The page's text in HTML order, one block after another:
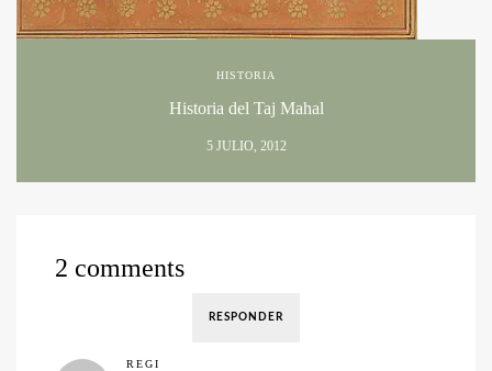
HISTORIA
Historia del Taj Mahal
5 JULIO, 2012
2 comments
RESPONDER
REGI